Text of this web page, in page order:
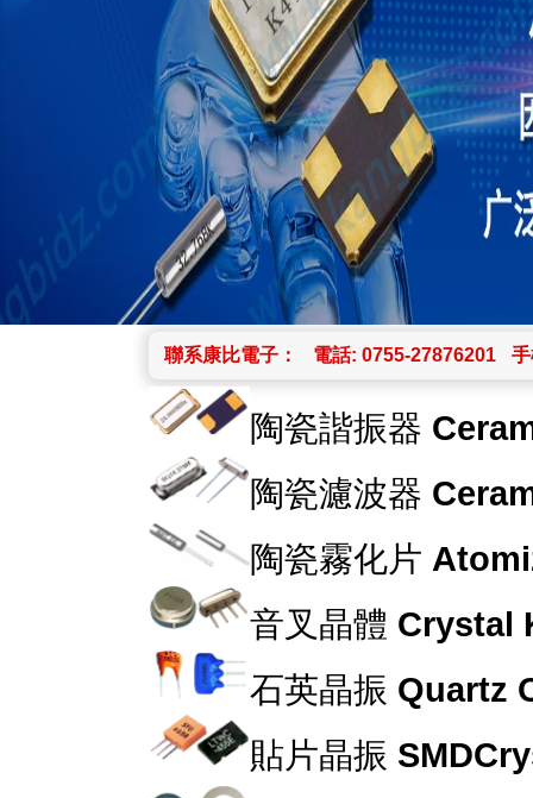
聯系康比電子： 電話: 0755-27876201
陶瓷諧振器
陶瓷濾波器
陶瓷霧化片
音叉晶體 Crystal
石英晶振 Quartz
貼片晶振